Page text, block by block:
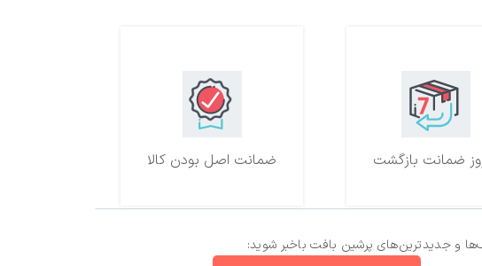
ضمانت اصل بودن کالا
و جدیدترین‌های پرشین بافت باخبر شوید: